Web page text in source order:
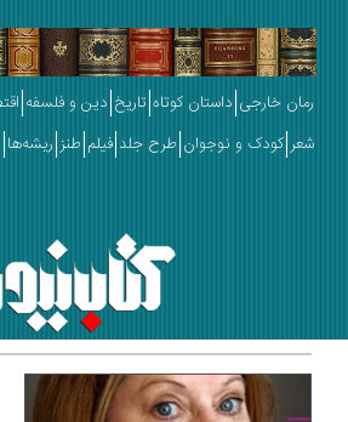
رمان خارجی داستان کوتاه تاریخ دین و فلسفه
شعر کودک و نوجوان طرح جلد فیلم طنز ریشه‌ها